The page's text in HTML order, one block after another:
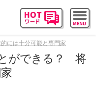
には十分可能と専門家
ができる？ 将